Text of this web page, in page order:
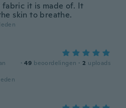
fabric it is made of. It
skin to breathe.
· 49 beoordelingen · 2 uploads